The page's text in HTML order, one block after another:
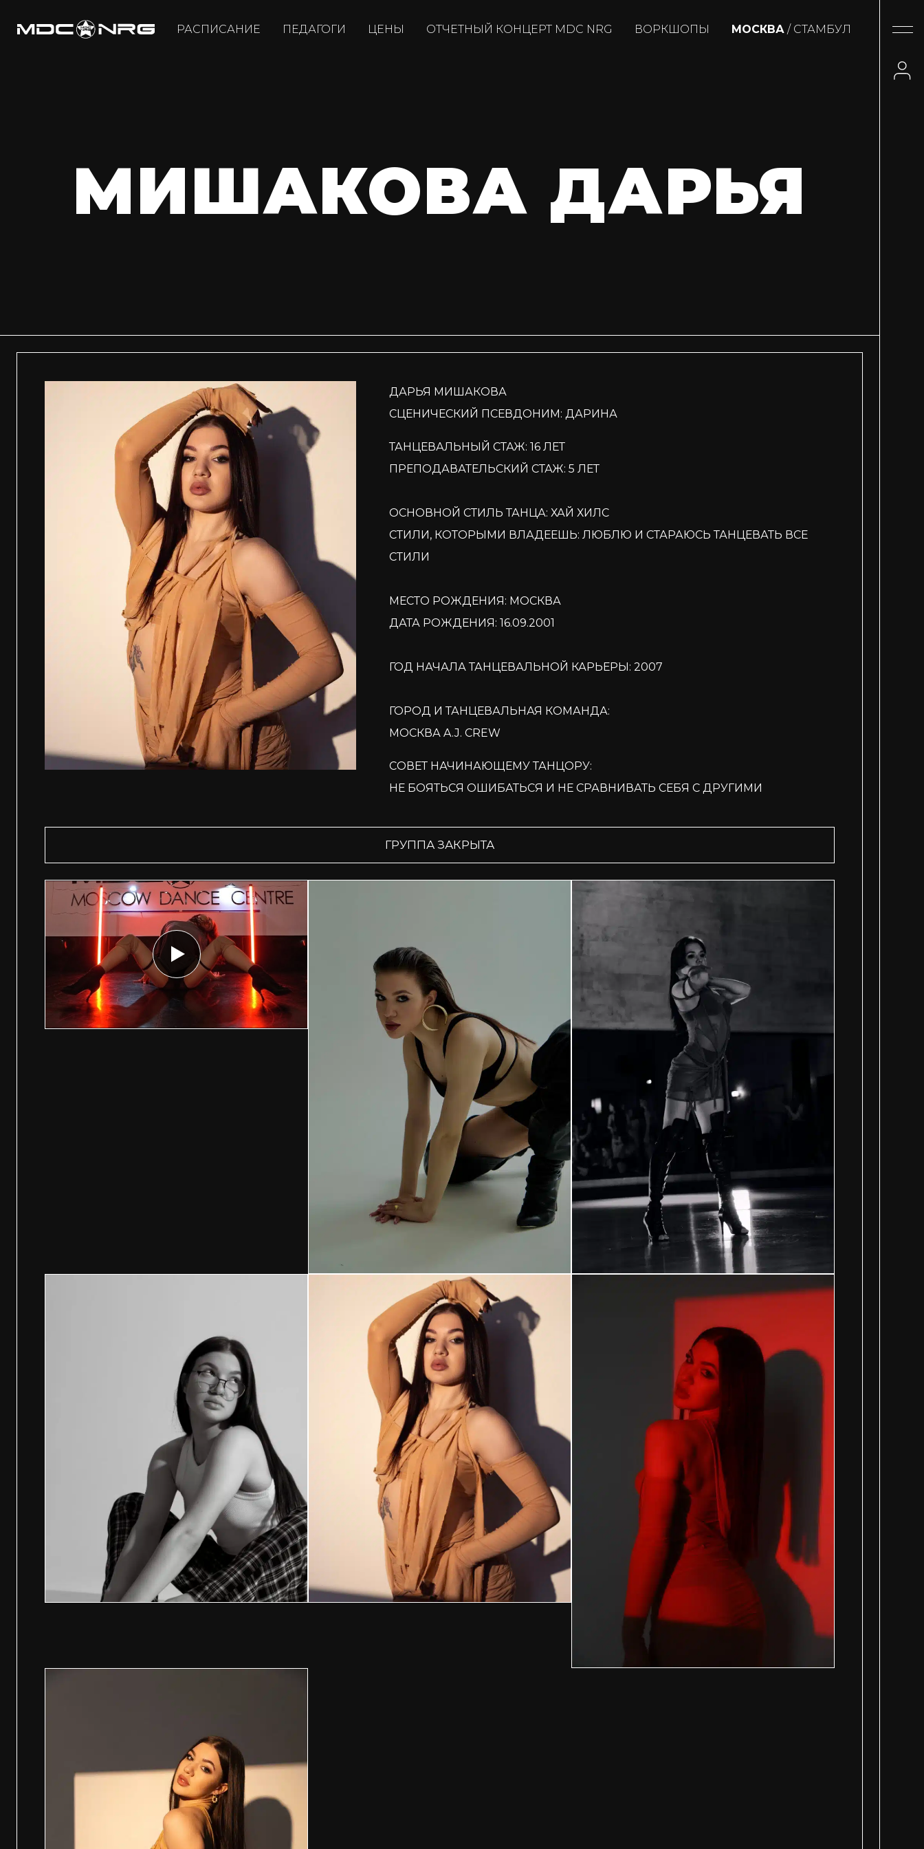
РАСПИСАНИЕ ПЕДАГОГИ ЦЕНЫ ОТЧЕТНЫЙ КОНЦЕРТ MDC NRG ВОРКШОПЫ МОСКВА / СТАМБУЛ
МИШАКОВА ДАРЬЯ
ДАРЬЯ МИШАКОВА
СЦЕНИЧЕСКИЙ ПСЕВДОНИМ: ДАРИНА
ТАНЦЕВАЛЬНЫЙ СТАЖ: 16 ЛЕТ
ПРЕПОДАВАТЕЛЬСКИЙ СТАЖ: 5 ЛЕТ
ОСНОВНОЙ СТИЛЬ ТАНЦА: ХАЙ ХИЛС
СТИЛИ, КОТОРЫМИ ВЛАДЕЕШЬ: ЛЮБЛЮ И СТАРАЮСЬ ТАНЦЕВАТЬ ВСЕ
СТИЛИ
МЕСТО РОЖДЕНИЯ: МОСКВА
ДАТА РОЖДЕНИЯ: 16.09.2001
ГОД НАЧАЛА ТАНЦЕВАЛЬНОЙ КАРЬЕРЫ: 2007
ГОРОД И ТАНЦЕВАЛЬНАЯ КОМАНДА:
МОСКВА A.J. CREW
СОВЕТ НАЧИНАЮЩЕМУ ТАНЦОРУ:
НЕ БОЯТЬСЯ ОШИБАТЬСЯ И НЕ СРАВНИВАТЬ СЕБЯ С ДРУГИМИ
ГРУППА ЗАКРЫТА